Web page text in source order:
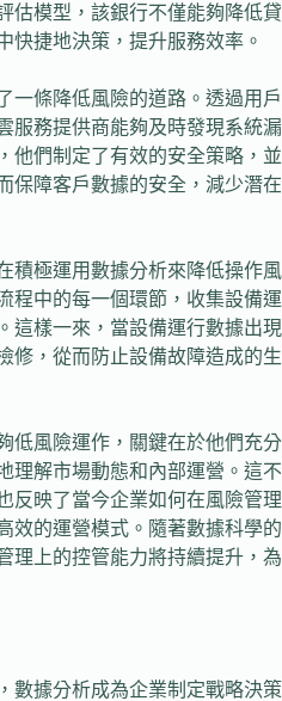
估模型，該銀行不僅能夠降低貸
快捷地決策，提升服務效率。
一條降低風險的道路。透過用戶
服務提供商能夠及時發現系統漏
他們制定了有效的安全策略，並
保障客戶數據的安全，減少潛在
積極運用數據分析來降低操作風
程中的每一個環節，收集設備運
這樣一來，當設備運行數據出現
修，從而防止設備故障造成的生
低風險運作，關鍵在於他們充分
理解市場動態和內部運營。這不
反映了當今企業如何在風險管理
效的運營模式。隨著數據科學的
理上的控管能力將持續提升，為
數據分析成為企業制定戰略決策